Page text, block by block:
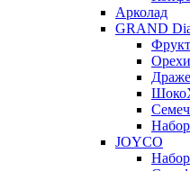
Арколад
GRAND
JOYCO